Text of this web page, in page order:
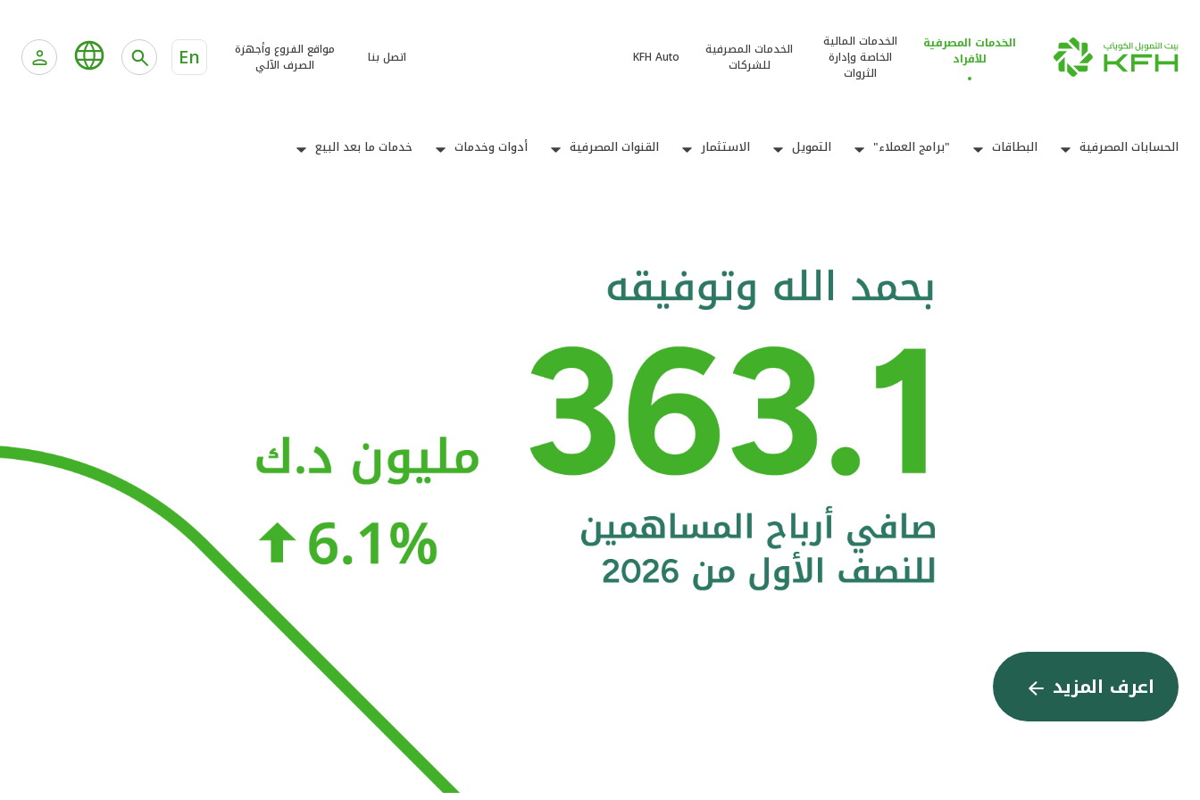
الخدمات المصرفية
للأفراد
الخدمات المالية
الخاصة وإدارة
الثروات
الخدمات المصرفية
للشركات
KFH Auto اتصل بنا
مواقع الفروع وأجهزة
الصرف الآلي
En
الحسابات المصرفية البطاقات "برامج العملاء" التمويل الاستثمار القنوات المصرفية أدوات وخدمات خدمات ما بعد البيع
اعرف المزيد